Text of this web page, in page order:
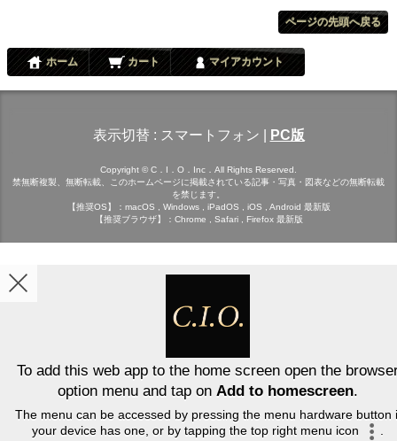
ページの先頭へ戻る
ホーム カート マイアカウント
表示切替 : スマートフォン PC版
Copyright © C．I．O．Inc．All Rights Reserved.
禁無断複製、無断転載、このホームページに掲載されている記事・写真・図表などの無断転載
を禁じます。
【推奨OS】：macOS , Windows , iPadOS , iOS , Android 最新版
【推奨ブラウザ】：Chrome , Safari , Firefox 最新版
To add this web app to the home screen open the
option menu and tap on Add to homescreen.
The menu can be accessed by pressing the menu hardware button
your device has one, or by tapping the top right menu icon